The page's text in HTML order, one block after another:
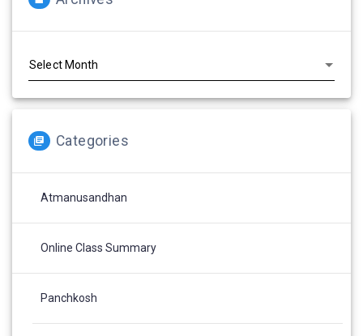
Categories
Atmanusandhan
Online Class Summary
Panchkosh